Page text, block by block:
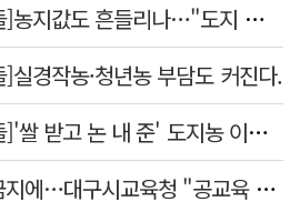
[경자유전에 농촌 흔들]농지값도 흔들리나…"도지 막히면 헐값 매물 나올 수도"
실경작농·청년농 부담도 커진다.
[경자유전에 농촌 흔들]'쌀 받고 논 내 준' 도지농 이제 어쩌나?
학생부 상업적 이용 금지에…대구시교육청 "공교육 대입 상담 강화"